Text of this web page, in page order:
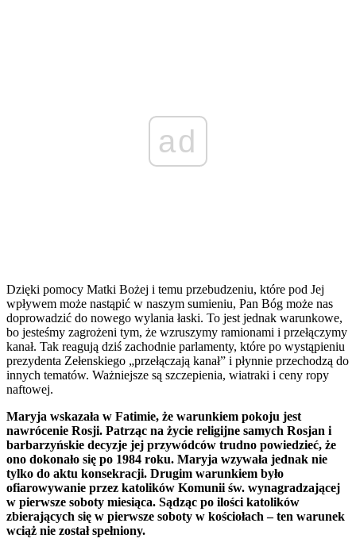
ad
Dzięki pomocy Matki Bożej i temu przebudzeniu, które pod Jej
wpływem może nastąpić w naszym sumieniu, Pan Bóg może nas
doprowadzić do nowego wylania łaski. To jest jednak warunkowe,
bo jesteśmy zagrożeni tym, że wzruszymy ramionami i przełączymy
kanał. Tak reagują dziś zachodnie parlamenty, które po wystąpieniu
prezydenta Zełenskiego „przełączają kanał” i płynnie przechodzą do
innych tematów. Ważniejsze są szczepienia, wiatraki i ceny ropy
naftowej.
Maryja wskazała w Fatimie, że warunkiem pokoju jest
nawrócenie Rosji. Patrząc na życie religijne samych Rosjan i
barbarzyńskie decyzje jej przywódców trudno powiedzieć, że
ono dokonało się po 1984 roku. Maryja wzywała jednak nie
tylko do aktu konsekracji. Drugim warunkiem było
ofiarowywanie przez katolików Komunii św. wynagradzającej
w pierwsze soboty miesiąca. Sądząc po ilości katolików
zbierających się w pierwsze soboty w kościołach – ten warunek
wciąż nie został spełniony.